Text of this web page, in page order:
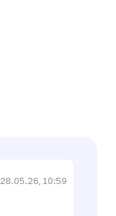
28.05.26, 10:59